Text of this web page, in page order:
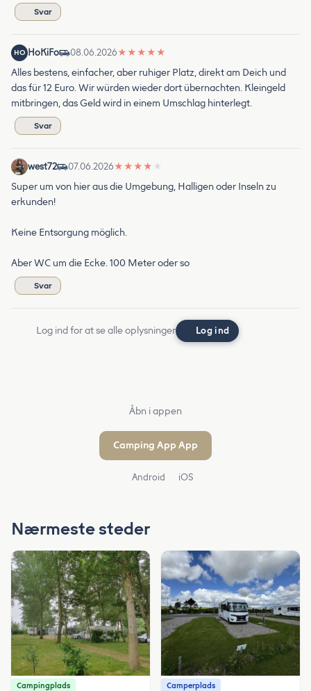
Svar
HO HoKiFo 08.06.2026★ ★ ★ ★ ★
Alles bestens, einfacher, aber ruhiger Platz, direkt am Deich und
das für 12 Euro. Wir würden wieder dort übernachten. Kleingeld
mitbringen, das Geld wird in einem Umschlag hinterlegt.
Svar
west72 07.06.2026★ ★ ★ ★ ★
Super um von hier aus die Umgebung, Halligen oder Inseln zu
erkunden!
Keine Entsorgung möglich.
Aber WC um die Ecke. 100 Meter oder so
Svar
Log ind for at se alle oplysninger Log ind
Åbn i appen
Camping App App
Android iOS
Nærmeste steder
Campingplads Camperplads